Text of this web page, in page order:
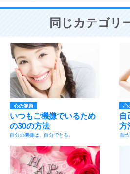
同じカテゴリ
心の健康
いつもご機嫌でいるため
の30の方法
自分の機嫌は、自分でとる。
心
自
方
自己